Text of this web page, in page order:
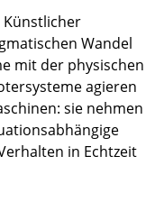
Künstlicher
Wandel
mit der physischen
agieren
sie nehmen
in Echtzeit